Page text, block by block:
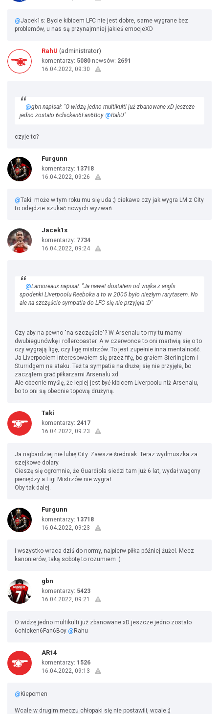
@Jacek1s: Bycie kibicem LFC nie jest dobre, same wygrane bez
problemów, u nas są przynajmniej jakieś emocjeXD
RahU (administrator)
komentarzy: 5080 newsów: 2691
16.04.2022, 09:30
@gbn napisał: "O widzę jedno multikulti już zbanowane xD jeszcze
jedno zostało 6chicken6Fan6Boy @RahU"
czyje to?
Furgunn
komentarzy: 13718
16.04.2022, 09:26
@Taki: może w tym roku mu się uda ;) ciekawe czy jak wygra LM z City
to odejdzie szukać nowych wyzwań.
Jacek1s
komentarzy: 7734
16.04.2022, 09:24
@Lamoreaux napisał: "Ja nawet dostałem od wujka z anglii
spodenki Liverpoolu Reeboka a to w 2005 było niezłym rarytasem. No
ale na szczęście sympatia do LFC się nie przyjęła :D"
Czy aby na pewno "na szczęście"? W Arsenalu to my tu mamy
dwubiegunówkę i rollercoaster. A w czerwonce to oni martwią się o to
czy wygrają ligę, czy ligę mistrzów. To jest zupełnie inna mentalność.
Ja Liverpoolem interesowałem się przez fifę, bo grałem Sterlingiem i
Sturridgem na ataku. Też ta sympatia na dłużej się nie przyjęła, bo
zacząłem grać piłkarzami Arsenalu xd
Ale obecnie myślę, że lepiej jest być kibicem Liverpoolu niż Arsenalu,
bo to oni są obecnie topową drużyną.
Taki
komentarzy: 2417
16.04.2022, 09:23
Ja najbardziej nie lubię City. Zawsze średniak. Teraz wydmuszka za
szejkowe dolary.
Cieszę się ogromnie, że Guardiola siedzi tam już 6 lat, wydał wagony
pieniędzy a Ligi Mistrzów nie wygrał.
Oby tak dalej.
Furgunn
komentarzy: 13718
16.04.2022, 09:23
I wszystko wraca dziś do normy, najpierw piłka później żużel. Mecz
kanonierów, taką sobotę to rozumiem :)
gbn
komentarzy: 5423
16.04.2022, 09:21
O widzę jedno multikulti już zbanowane xD jeszcze jedno zostało
6chicken6Fan6Boy @ Rahu
AR14
komentarzy: 1526
16.04.2022, 09:13
@ Kiepomen
Wcale w drugim meczu chłopaki się nie postawili, wcale ;)